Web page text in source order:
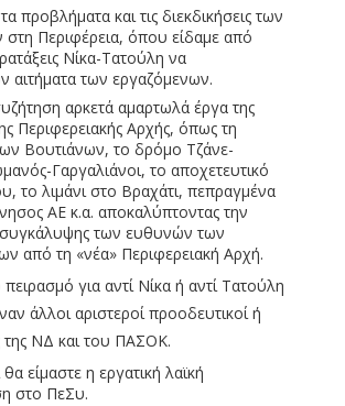
προβλήματα και τις διεκδικήσεις των
Περιφέρεια, όπου είδαμε από
Νίκα-Τατούλη να
αιτήματα των εργαζόμενων.
αρκετά αμαρτωλά έργα της
Περιφερειακής Αρχής, όπως τη
Βουτιάνων, το δρόμο Τζάνε-
Γαργαλιάνοι, το αποχετευτικό
το λιμάνι στο Βραχάτι, πεπραγμένα
ΑΕ κ.α. αποκαλύπτοντας την
των ευθυνών των
από τη «νέα» Περιφερειακή Αρχή.
για αντί Νίκα ή αντί Τατούλη
άλλοι αριστεροί προοδευτικοί ή
της ΝΔ και του ΠΑΣΟΚ.
είμαστε η εργατική λαϊκή
στο ΠεΣυ.